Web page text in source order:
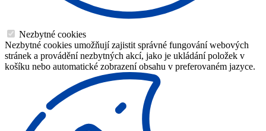
Nezbytné cookies
Nezbytné cookies umožňují zajistit správné fungování webových
stránek a provádění nezbytných akcí, jako je ukládání položek v
košíku nebo automatické zobrazení obsahu v preferovaném jazyce.